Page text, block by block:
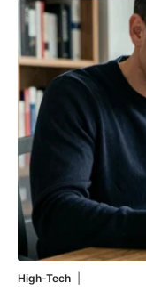
High-Tech